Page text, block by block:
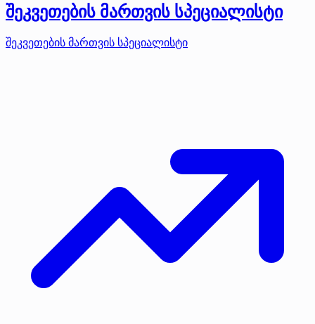
შეკვეთების მართვის სპეციალისტი
შეკვეთების მართვის სპეციალისტი